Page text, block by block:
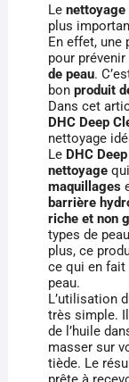
Le nettoyage
plus
En effet, une
pour prévenir
de peau.
bon produit
Dans cet
DHC Deep
nettoyage
Le DHC
nettoyage
maquillages
barrière
riche et non
types de
plus, ce
ce qui en fait
peau.
L’utilisation
très simple.
de l’huile
masser sur
tiède. Le